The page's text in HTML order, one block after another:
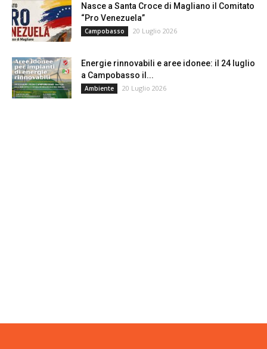
Nasce a Santa Croce di Magliano il Comitato
“Pro Venezuela”
Campobasso 20 Luglio 2026
Energie rinnovabili e aree idonee: il 24 luglio
a Campobasso il...
Ambiente 20 Luglio 2026